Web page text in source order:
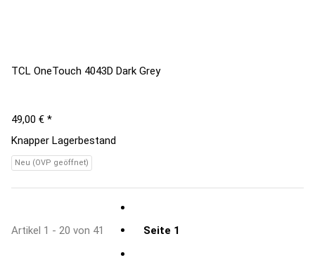
TCL OneTouch 4043D Dark Grey
49,00 € *
Knapper Lagerbestand
Neu (OVP geöffnet)
Artikel 1 - 20 von 41 Seite 1